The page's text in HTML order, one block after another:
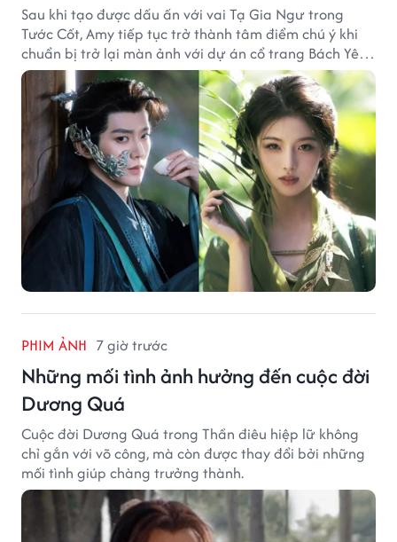
Sau khi tạo được dấu ấn với vai Tạ Gia Ngư trong
Tước Cốt, Amy tiếp tục trở thành tâm điểm chú ý khi
chuẩn bị trở lại màn ảnh với dự án cổ trang Bách Yêu
Phổ.
PHIM ẢNH 7 giờ trước
Những mối tình ảnh hưởng đến cuộc đời
Dương Quá
Cuộc đời Dương Quá trong Thần điêu hiệp lữ không
chỉ gắn với võ công, mà còn được thay đổi bởi những
mối tình giúp chàng trưởng thành.